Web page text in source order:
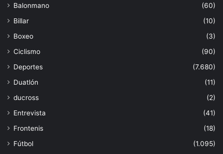
Balonmano
(60)
Billar
(10)
Boxeo
(3)
Ciclismo
(90)
Deportes
(7.680)
Duatlón
(11)
ducross
(2)
Entrevista
(41)
Frontenis
(18)
Fútbol
(1.095)